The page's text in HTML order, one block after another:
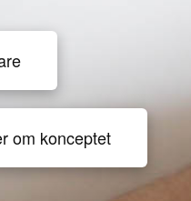
om konceptet